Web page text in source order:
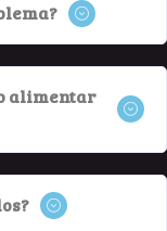
alimentar